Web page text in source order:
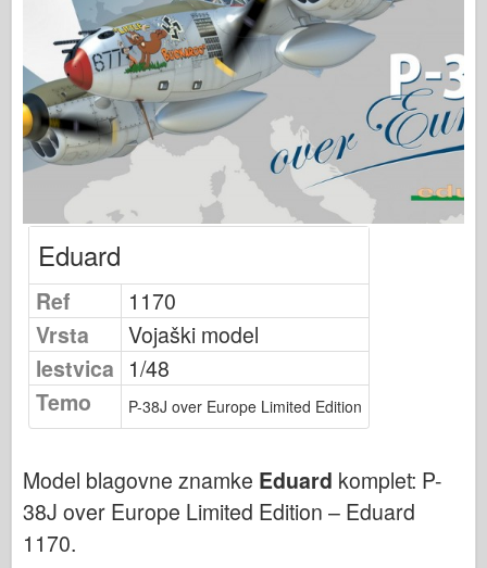
Založnost Osprey
Signal eskadrilje
Tankpower
Tovornjaki & tanki
Waffen-Arsenal
Wydawnictwo Militaria
Maquettes
Akademija
Modeli Ace
Klub AFV
Airfix
Letalstvo
AZ Model
Bronco
Eduard
Ref
1170
Vrsta
Vojaški model
lestvica 1/48
Temo
P-38J over Europe Limited Edition
Model blagovne znamke Eduard komplet: P-
38J over Europe Limited Edition – Eduard
1170.